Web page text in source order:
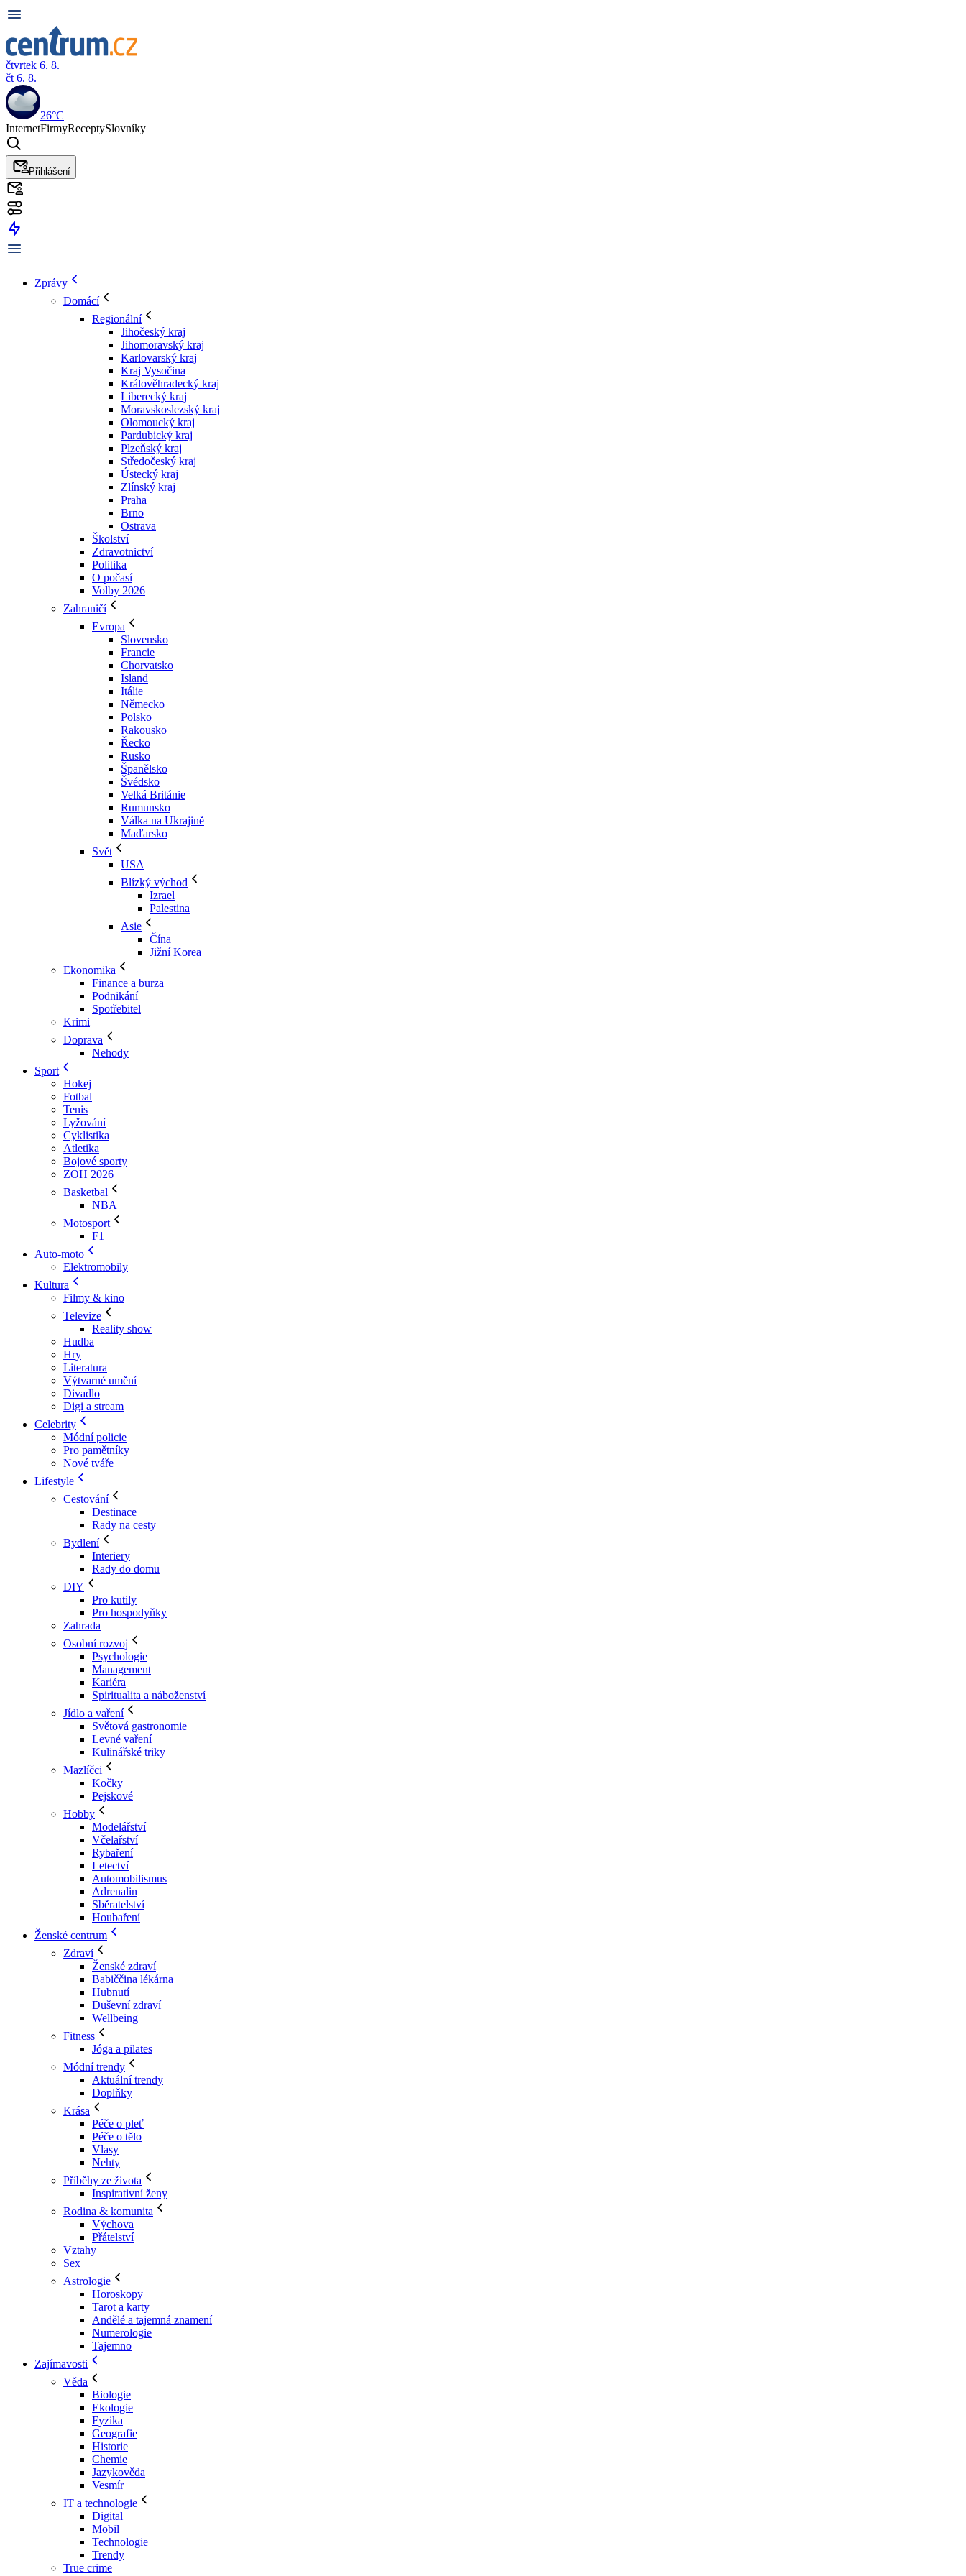
čtvrtek 6. 8.
čt 6. 8.
26°C
InternetFirmyReceptySlovníky
Přihlášení
Zprávy
Domácí
Regionální
Jihočeský kraj
Jihomoravský kraj
Karlovarský kraj
Kraj Vysočina
Králověhradecký kraj
Liberecký kraj
Moravskoslezský kraj
Olomoucký kraj
Pardubický kraj
Plzeňský kraj
Středočeský kraj
Ústecký kraj
Zlínský kraj
Praha
Brno
Ostrava
Školství
Zdravotnictví
Politika
O počasí
Volby 2026
Zahraničí
Evropa
Slovensko
Francie
Chorvatsko
Island
Itálie
Německo
Polsko
Rakousko
Řecko
Rusko
Španělsko
Švédsko
Velká Británie
Rumunsko
Válka na Ukrajině
Maďarsko
Svět
USA
Blízký východ
Izrael
Palestina
Asie
Čína
Jižní Korea
Ekonomika
Finance a burza
Podnikání
Spotřebitel
Krimi
Doprava
Nehody
Sport
Hokej
Fotbal
Tenis
Lyžování
Cyklistika
Atletika
Bojové sporty
ZOH 2026
Basketbal
NBA
Motosport
F1
Auto-moto
Elektromobily
Kultura
Filmy & kino
Televize
Reality show
Hudba
Hry
Literatura
Výtvarné umění
Divadlo
Digi a stream
Celebrity
Módní policie
Pro pamětníky
Nové tváře
Lifestyle
Cestování
Destinace
Rady na cesty
Bydlení
Interiery
Rady do domu
DIY
Pro kutily
Pro hospodyňky
Zahrada
Osobní rozvoj
Psychologie
Management
Kariéra
Spiritualita a náboženství
Jídlo a vaření
Světová gastronomie
Levné vaření
Kulinářské triky
Mazlíčci
Kočky
Pejskové
Hobby
Modelářství
Včelařství
Rybaření
Letectví
Automobilismus
Adrenalin
Sběratelství
Houbaření
Ženské centrum
Zdraví
Ženské zdraví
Babiččina lékárna
Hubnutí
Duševní zdraví
Wellbeing
Fitness
Jóga a pilates
Módní trendy
Aktuální trendy
Doplňky
Krása
Péče o pleť
Péče o tělo
Vlasy
Nehty
Příběhy ze života
Inspirativní ženy
Rodina & komunita
Výchova
Přátelství
Vztahy
Sex
Astrologie
Horoskopy
Tarot a karty
Andělé a tajemná znamení
Numerologie
Tajemno
Zajímavosti
Věda
Biologie
Ekologie
Fyzika
Geografie
Historie
Chemie
Jazykověda
Vesmír
IT a technologie
Digital
Mobil
Technologie
Trendy
True crime